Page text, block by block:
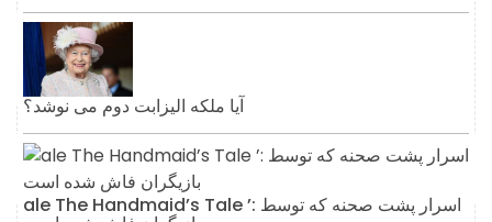
آیا ملکه الیزابت دوم می نوشد؟
ale The Handmaid’s Tale ’: اسرار پشت صحنه که توسط